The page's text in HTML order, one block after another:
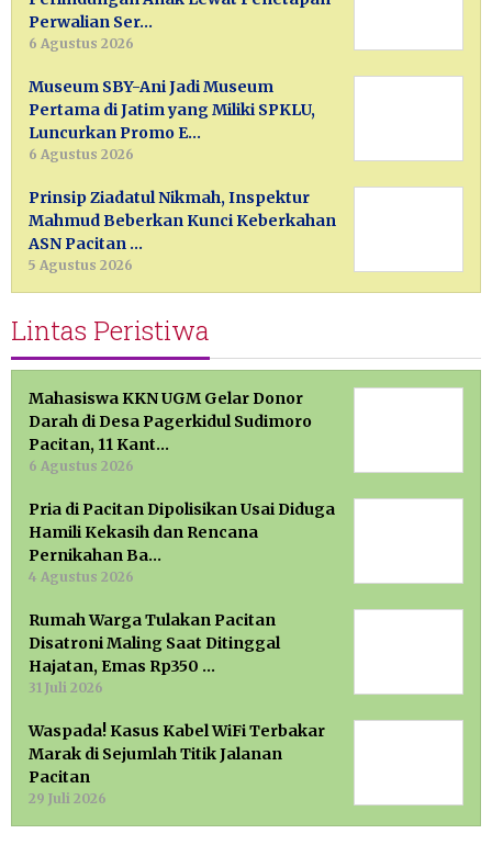
Perwalian Ser…
6 Agustus 2026
Museum SBY-Ani Jadi Museum
Pertama di Jatim yang Miliki SPKLU,
Luncurkan Promo E…
6 Agustus 2026
Prinsip Ziadatul Nikmah, Inspektur
Mahmud Beberkan Kunci Keberkahan
ASN Pacitan …
5 Agustus 2026
Lintas Peristiwa
Mahasiswa KKN UGM Gelar Donor
Darah di Desa Pagerkidul Sudimoro
Pacitan, 11 Kant…
6 Agustus 2026
Pria di Pacitan Dipolisikan Usai Diduga
Hamili Kekasih dan Rencana
Pernikahan Ba…
4 Agustus 2026
Rumah Warga Tulakan Pacitan
Disatroni Maling Saat Ditinggal
Hajatan, Emas Rp350 …
31 Juli 2026
Waspada! Kasus Kabel WiFi Terbakar
Marak di Sejumlah Titik Jalanan
Pacitan
29 Juli 2026